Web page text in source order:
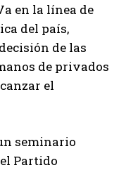
en la línea de
del país,
de las
de privados
el
seminario
Partido